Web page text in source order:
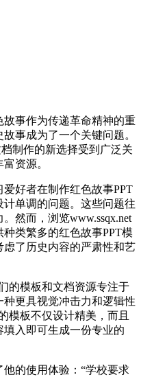
事作为传递革命精神的重
事成为了一个关键问题。
制作的新选择受到广泛关
资源。
好者在制作红色故事PPT
单调的问题。这些问题往
然而，浏览www.ssqx.net
类繁多的红色故事PPT模
了历史内容的严肃性和艺
的模板和文档资源专注于
更具视觉冲击力和逻辑性
模板不仅设计精美，而且
入即可生成一份专业的
的使用体验：“学校要求